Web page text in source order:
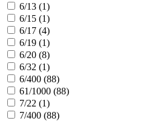
6/13 (1)
6/15 (1)
6/17 (4)
6/19 (1)
6/20 (8)
6/32 (1)
6/400 (88)
61/1000 (88)
7/22 (1)
7/400 (88)